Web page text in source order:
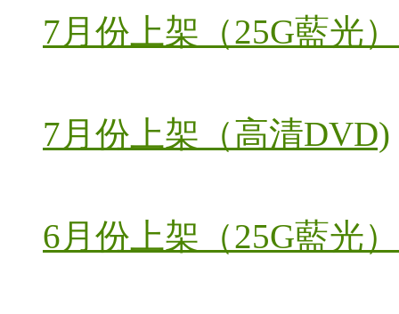
7月份上架（25G藍光）
7月份上架（高清DVD)
6月份上架（25G藍光）